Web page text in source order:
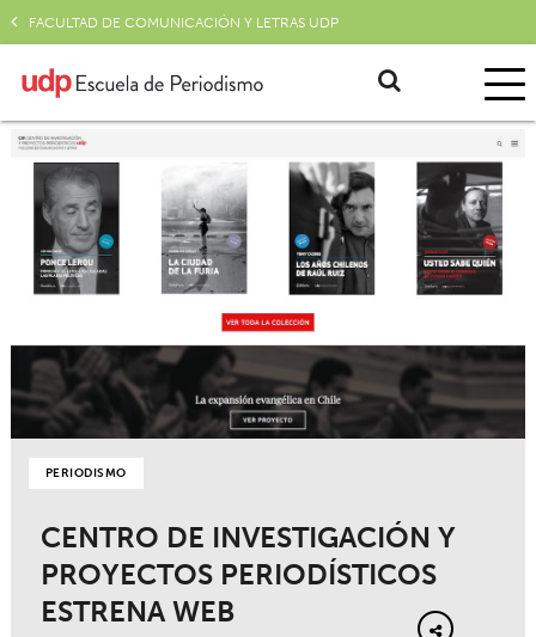
FACULTAD DE COMUNICACIÓN Y LETRAS UDP
PERIODISMO
CENTRO DE INVESTIGACIÓN Y
PROYECTOS PERIODÍSTICOS
ESTRENA WEB